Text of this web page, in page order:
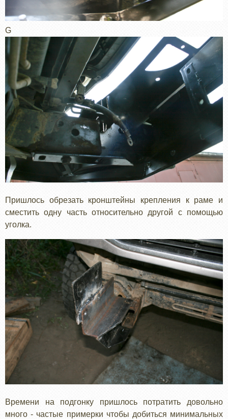
G
Пришлось обрезать кронштейны крепления к раме и
сместить одну часть относительно другой с помощью
уголка.
Времени на подгонку пришлось потратить довольно
много - частые примерки чтобы добиться минимальных